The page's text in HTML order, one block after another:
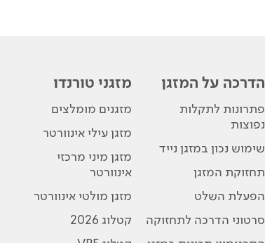
הדרכה על המזגן
פתרונות לתקלות
נפוצות
שימוש נכון במזגן נייד
תחזוקת המזגן
הפעלת השלט
סרטוני הדרכה לתחזוקה
מזגני טורנדו
מזגנים מומלצים
מזגן עילי אינוורטר
מזגן מיני מרכזי
אינוורטר
מזגן מולטי אינוורטר
קטלוג 2026